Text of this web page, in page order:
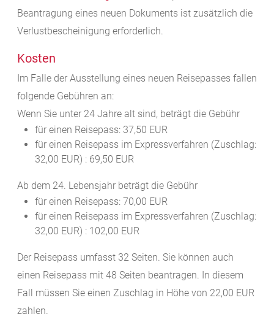
Beantragung eines neuen Dokuments ist zusätzlich die
Verlustbescheinigung erforderlich.
Kosten
Im Falle der Ausstellung eines neuen Reisepasses fallen
folgende Gebühren an:
Wenn Sie unter 24 Jahre alt sind, beträgt die Gebühr
für einen Reisepass: 37,50 EUR
für einen Reisepass im Expressverfahren (Zuschlag:
32,00 EUR) : 69,50 EUR
Ab dem 24. Lebensjahr beträgt die Gebühr
für einen Reisepass: 70,00 EUR
für einen Reisepass im Expressverfahren (Zuschlag:
32,00 EUR) : 102,00 EUR
Der Reisepass umfasst 32 Seiten. Sie können auch
einen Reisepass mit 48 Seiten beantragen. In diesem
Fall müssen Sie einen Zuschlag in Höhe von 22,00 EUR
zahlen.